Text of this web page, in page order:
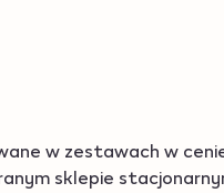
w zestawach w
sklepie